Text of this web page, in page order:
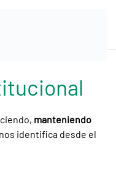
manteniendo
identifica desde el